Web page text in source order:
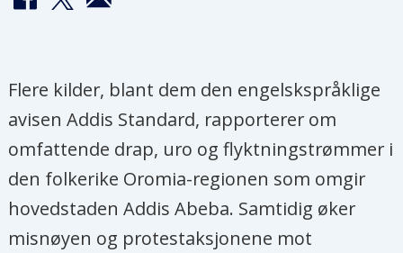
Flere kilder, blant dem den engelskspråklige
avisen Addis Standard, rapporterer om
omfattende drap, uro og flyktningstrømmer i
den folkerike Oromia-regionen som omgir
hovedstaden Addis Abeba. Samtidig øker
misnøyen og protestaksjonene mot